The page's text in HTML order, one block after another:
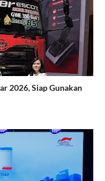
2026, Siap Gunakan